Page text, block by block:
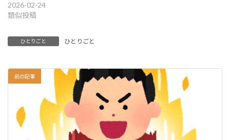
2026-02-24
類似投稿
ひとりごと ひとりごと
前の記事